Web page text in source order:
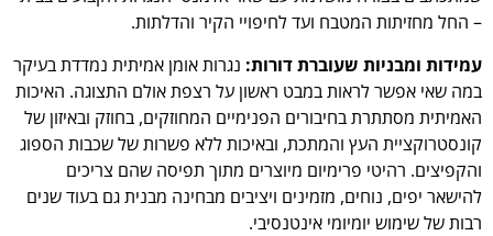
– החל מחזיתות המטבח ועד לחיפויי הקיר והדלתות.
עמידות ומבניות שעוברת דורות: נגרות אומן אמיתית נמדדת בעיקר
במה שאי אפשר לראות במבט ראשון על רצפת אולם התצוגה. האיכות
האמיתית מסתתרת בחיבורים הפנימיים המחוזקים, בחוזק ובאיזון של
קונסטרוקציית העץ והמתכת, ובאיכות ללא פשרות של שכבות הספוג
והקפיצים. רהיטי פרימיום מיוצרים מתוך תפיסה שהם צריכים
להישאר יפים, נוחים, מזמינים ויציבים מבחינה מבנית גם בעוד שנים
רבות של שימוש יומיומי אינטנסיבי.